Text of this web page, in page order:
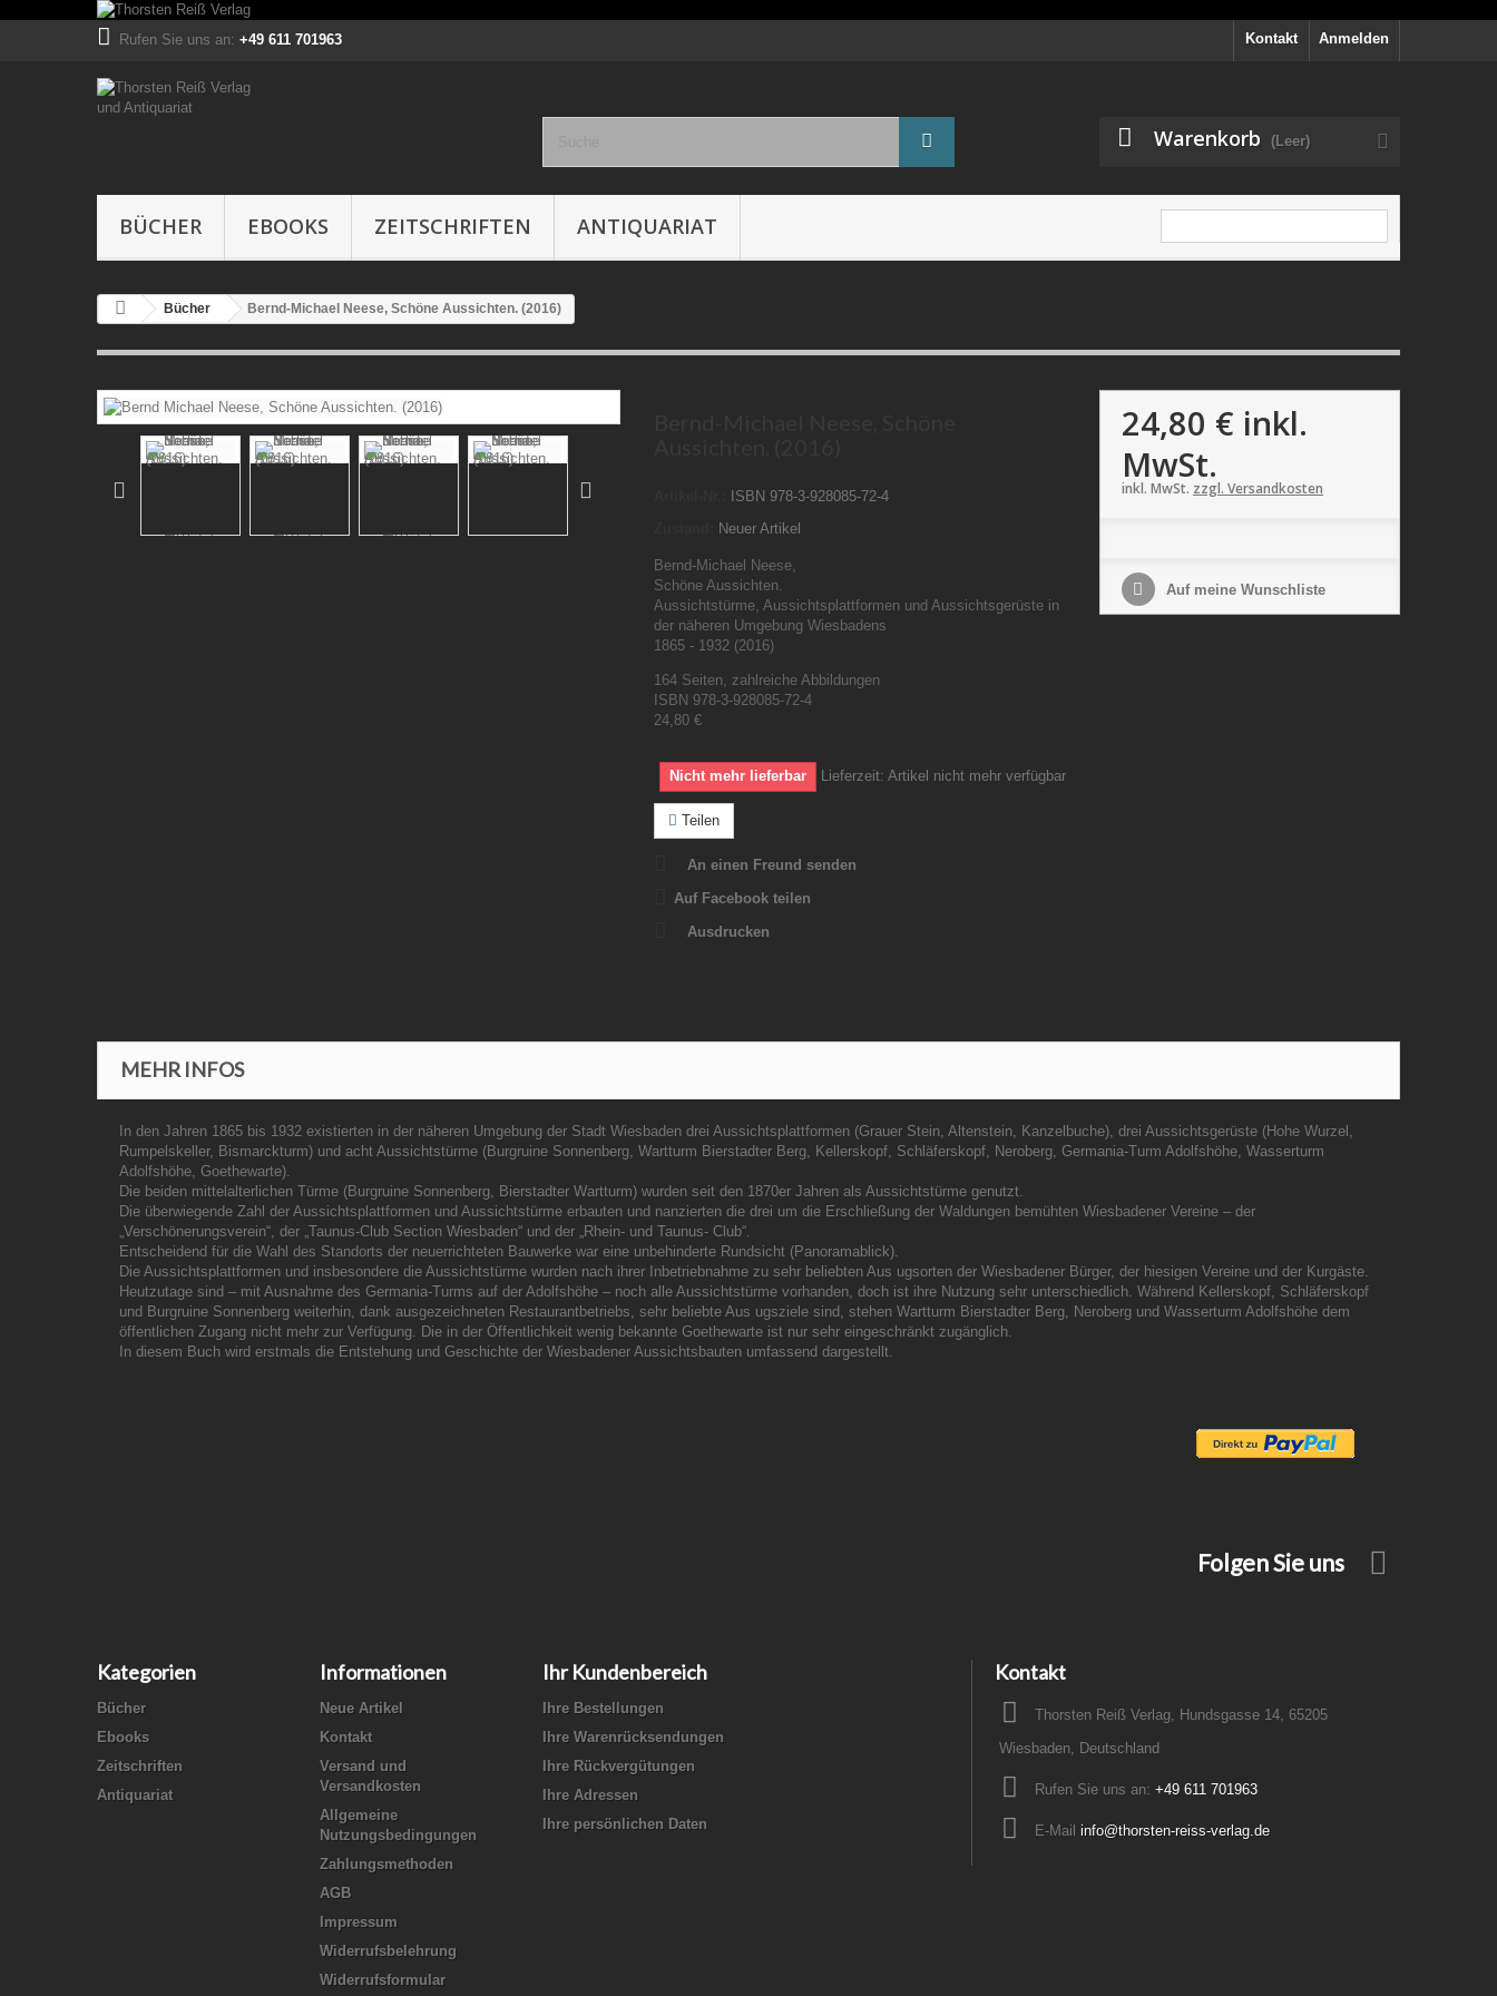
Anmelden
Kontakt
Rufen Sie uns an: +49 611 701963
Warenkorb (Leer)
BÜCHER EBOOKS ZEITSCHRIFTEN ANTIQUARIAT
Bücher Bernd-Michael Neese, Schöne Aussichten. (2016)
ISBN 978-3-928085-72-4
Neuer Artikel
Bernd-Michael Neese,
Schöne Aussichten.
Aussichtstürme, Aussichtsplattformen und Aussichtsgerüste in
der näheren Umgebung Wiesbadens
1865 - 1932 (2016)
164 Seiten, zahlreiche Abbildungen
ISBN 978-3-928085-72-4
24,80 €
Nicht mehr lieferbar Lieferzeit: Artikel nicht mehr verfügbar
Teilen
An einen Freund senden
Auf Facebook teilen
Ausdrucken
24,80 € inkl.
MwSt.
inkl. MwSt. zzgl. Versandkosten
Auf meine Wunschliste
MEHR INFOS
In den Jahren 1865 bis 1932 existierten in der näheren Umgebung der Stadt Wiesbaden drei Aussichtsplattformen (Grauer Stein, Altenstein, Kanzelbuche), drei Aussichtsgerüste (Hohe Wurzel,
Rumpelskeller, Bismarckturm) und acht Aussichtstürme (Burgruine Sonnenberg, Wartturm Bierstadter Berg, Kellerskopf, Schläferskopf, Neroberg, Germania-Turm Adolfshöhe, Wasserturm
Adolfshöhe, Goethewarte).
Die beiden mittelalterlichen Türme (Burgruine Sonnenberg, Bierstadter Wartturm) wurden seit den 1870er Jahren als Aussichtstürme genutzt.
Die überwiegende Zahl der Aussichtsplattformen und Aussichtstürme erbauten und nanzierten die drei um die Erschließung der Waldungen bemühten Wiesbadener Vereine – der
„Verschönerungsverein“, der „Taunus-Club Section Wiesbaden“ und der „Rhein- und Taunus- Club“.
Entscheidend für die Wahl des Standorts der neuerrichteten Bauwerke war eine unbehinderte Rundsicht (Panoramablick).
Die Aussichtsplattformen und insbesondere die Aussichtstürme wurden nach ihrer Inbetriebnahme zu sehr beliebten Aus ugsorten der Wiesbadener Bürger, der hiesigen Vereine und der Kurgäste.
Heutzutage sind – mit Ausnahme des Germania-Turms auf der Adolfshöhe – noch alle Aussichtstürme vorhanden, doch ist ihre Nutzung sehr unterschiedlich. Während Kellerskopf, Schläferskopf
und Burgruine Sonnenberg weiterhin, dank ausgezeichneten Restaurantbetriebs, sehr beliebte Aus ugsziele sind, stehen Wartturm Bierstadter Berg, Neroberg und Wasserturm Adolfshöhe dem
öffentlichen Zugang nicht mehr zur Verfügung. Die in der Öffentlichkeit wenig bekannte Goethewarte ist nur sehr eingeschränkt zugänglich.
In diesem Buch wird erstmals die Entstehung und Geschichte der Wiesbadener Aussichtsbauten umfassend dargestellt.
Folgen Sie uns
Kategorien
Bücher
Ebooks
Zeitschriften
Antiquariat
Informationen
Neue Artikel
Kontakt
Versand und
Versandkosten
Allgemeine
Nutzungsbedingungen
Zahlungsmethoden
AGB
Impressum
Widerrufsbelehrung
Widerrufsformular
Ihr Kundenbereich
Ihre Bestellungen
Ihre Warenrücksendungen
Ihre Rückvergütungen
Ihre Adressen
Ihre persönlichen Daten
Kontakt
Thorsten Reiß Verlag, Hundsgasse 14, 65205
Wiesbaden, Deutschland
Rufen Sie uns an: +49 611 701963
E-Mail info@thorsten-reiss-verlag.de